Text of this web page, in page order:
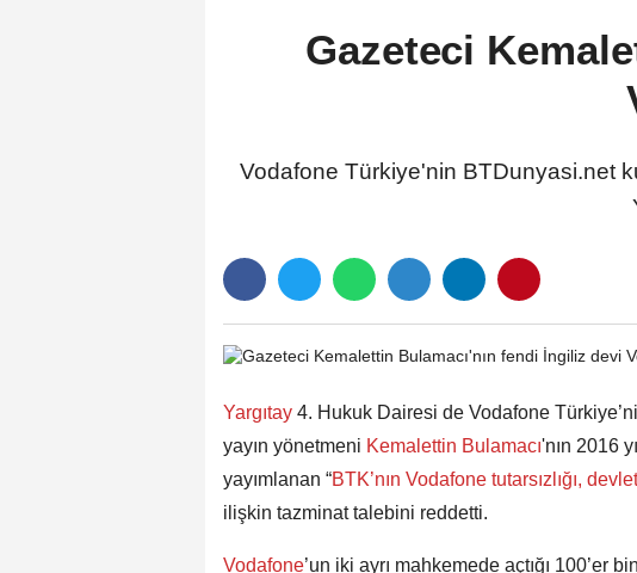
Gazeteci
Vodafone Türkiye'nin BTDunyasi.net
Yargıtay 4. Hukuk Dairesi de Vodafone
yayın yönetmeni Kemalettin Bulamacı'nın 2016
yayımlanan “BTK’nın Vodafone tutarsızlığı,
ilişkin tazminat talebini reddetti.
Vodafone’un iki ayrı mahkemede açtığı 100’er